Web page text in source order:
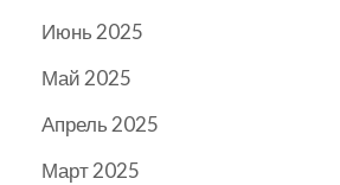
Июнь 2025
Май 2025
Апрель 2025
Март 2025